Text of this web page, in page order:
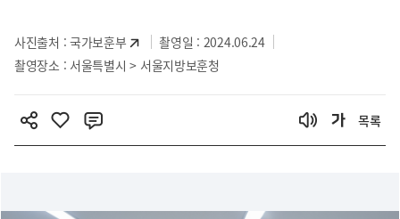
사진출처 :국가보훈부
촬영일 : 2024.06.24
촬영장소 : 서울특별시 > 서울지방보훈청
목록